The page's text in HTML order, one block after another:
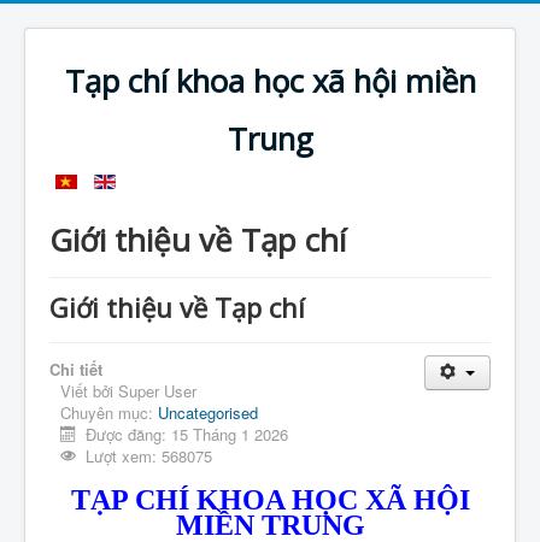
Tạp chí khoa học xã hội miền
Trung
Giới thiệu về Tạp chí
Giới thiệu về Tạp chí
Chi tiết
Viết bởi Super User
Chuyên mục: Uncategorised
Được đăng: 15 Tháng 1 2026
Lượt xem: 568075
TẠP CHÍ KHOA HỌC XÃ HỘI
MIỀN TRUNG